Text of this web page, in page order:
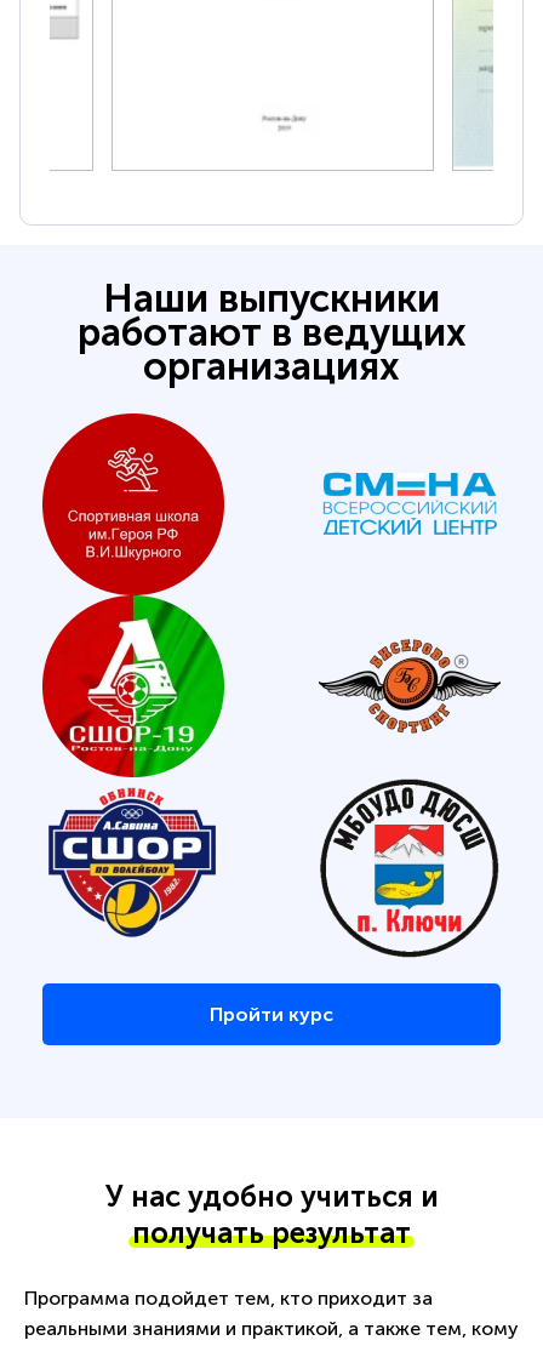
Наши выпускники
работают в ведущих
организациях
Пройти курс
У нас удобно учиться и
получать результат
Программа подойдет тем, кто приходит за
реальными знаниями и практикой, а также тем, кому